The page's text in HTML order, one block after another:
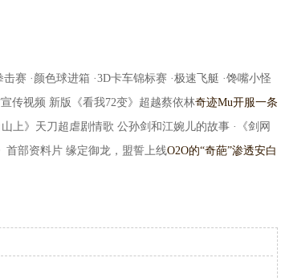
赛 ·颜色球进箱 ·3D卡车锦标赛 ·极速飞艇 ·馋嘴小怪
传视频 新版《看我72变》超越蔡依林奇迹Mu开服一条
上》天刀超虐剧情歌 公孙剑和江婉儿的故事 ·《剑网
首部资料片 缘定御龙，盟誓上线O2O的“奇葩”渗透安白